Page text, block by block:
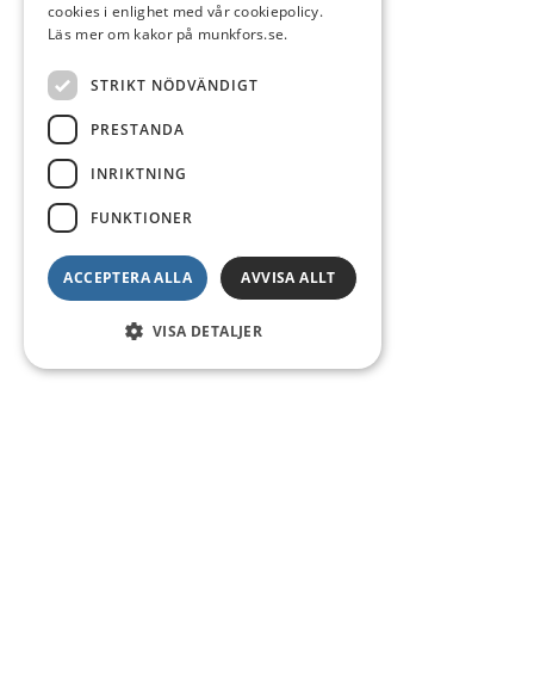
cookies i enlighet med vår cookiepolicy.
Läs mer om kakor på munkfors.se.
STRIKT NÖDVÄNDIGT
PRESTANDA
INRIKTNING
FUNKTIONER
ACCEPTERA ALLA AVVISA ALLT
VISA DETALJER